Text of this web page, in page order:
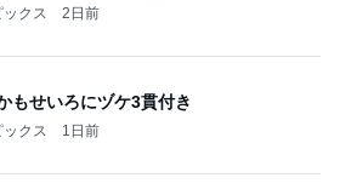
クス 2日前
もせいろにヅケ3貫付き
クス 1日前